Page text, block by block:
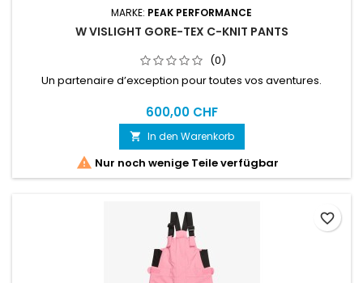
MARKE: PEAK PERFORMANCE
W VISLIGHT GORE-TEX C-KNIT PANTS
(0)
Un partenaire d’exception pour toutes vos aventures.
600,00 CHF
 In den Warenkorb
 Nur noch wenige Teile verfügbar
favorite_border